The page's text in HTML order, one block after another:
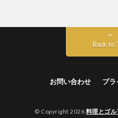
Back to
お問い合わせ プラ
© Copyright 2026 料理とゴ